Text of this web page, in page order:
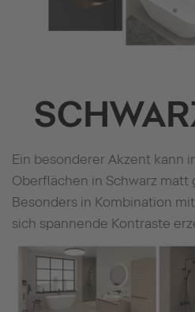
Ein besonderer Akzent kann
Oberflächen in Schwarz matt
Besonders in Kombination
sich spannende Kontraste